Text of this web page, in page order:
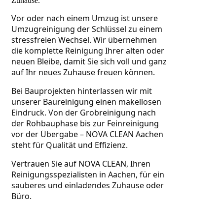
Vor oder nach einem Umzug ist unsere
Umzugreinigung der Schlüssel zu einem
stressfreien Wechsel. Wir übernehmen
die komplette Reinigung Ihrer alten oder
neuen Bleibe, damit Sie sich voll und ganz
auf Ihr neues Zuhause freuen können.
Bei Bauprojekten hinterlassen wir mit
unserer Baureinigung einen makellosen
Eindruck. Von der Grobreinigung nach
der Rohbauphase bis zur Feinreinigung
vor der Übergabe – NOVA CLEAN Aachen
steht für Qualität und Effizienz.
Vertrauen Sie auf NOVA CLEAN, Ihren
Reinigungsspezialisten in Aachen, für ein
sauberes und einladendes Zuhause oder
Büro.